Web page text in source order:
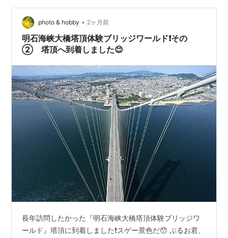
144段上りアンカレイジ上部出口（14:10）に到着、ここ
でウォーキング時の注意事項の周知があり電動シャッタ
ー…
photo & hobby • 2ヶ月前
明石海峡大橋塔頂体験ブリッジワールド❗️その
② 塔頂へ到着しました😊
長年訪問したかった『明石海峡大橋塔頂体験ブリッジワ
ールド』塔頂に到着しました❗️スゲー景色だ😯 ぷるお君、